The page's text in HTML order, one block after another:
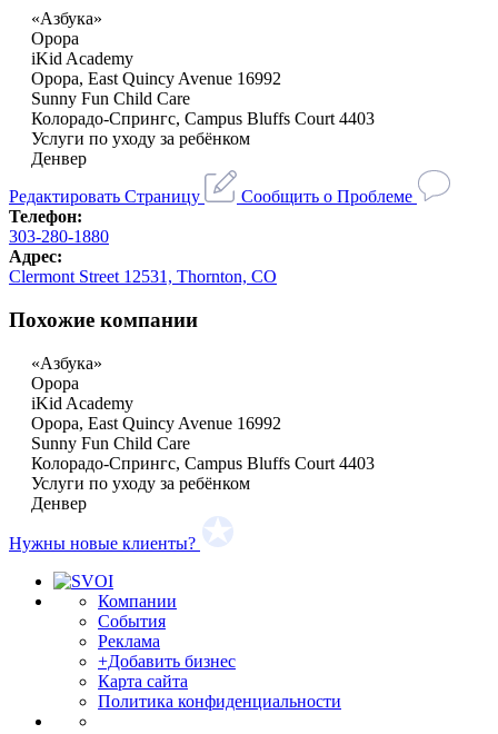
«Азбука»
Орора
iKid Academy
Орора, East Quincy Avenue 16992
Sunny Fun Child Care
Колорадо-Спрингс, Campus Bluffs Court 4403
Услуги по уходу за ребёнком
Денвер
Редактировать Страницу
Сообщить о Проблеме
Телефон:
303-280-1880
Адрес:
Clermont Street 12531, Thornton, CO
Похожие компании
«Азбука»
Орора
iKid Academy
Орора, East Quincy Avenue 16992
Sunny Fun Child Care
Колорадо-Спрингс, Campus Bluffs Court 4403
Услуги по уходу за ребёнком
Денвер
Нужны новые клиенты?
Компании
События
Реклама
+Добавить бизнес
Карта сайта
Политика конфиденциальности